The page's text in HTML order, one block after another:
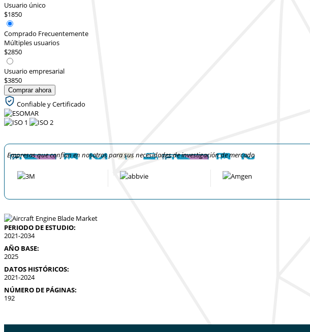
Usuario único
$1850
Comprado Frecuentemente
Múltiples usuarios
$2850
Usuario empresarial
$3850
Comprar ahora
Confiable y Certificado
Empresas que confían en nosotros para sus necesidades de investigación de mercado
PERIODO DE ESTUDIO:
2021-2034
AÑO BASE:
2025
DATOS HISTÓRICOS:
2021-2024
NÚMERO DE PÁGINAS:
192